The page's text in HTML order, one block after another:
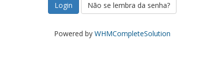
Não se lembra da senha?
Powered by WHMCompleteSolution